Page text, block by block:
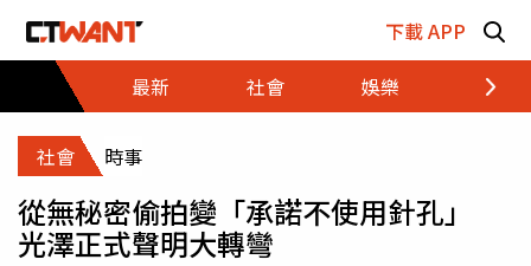
下載 APP
最新
社會 娛樂 財經
社會 時事
從無秘密偷拍變「承諾不使用針孔」
光澤正式聲明大轉彎